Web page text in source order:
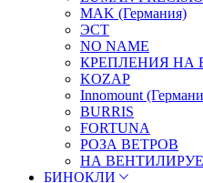
MAK (Германия)
ЭСТ
NO NAME
КРЕПЛЕНИЯ НА
KOZAP
Innomount
BURRIS
FORTUNA
РОЗА ВЕТРОВ
НА
БИНОКЛИ